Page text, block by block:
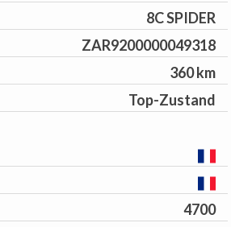
8C SPIDER
ZAR9200000049318
360 km
Top-Zustand
4700